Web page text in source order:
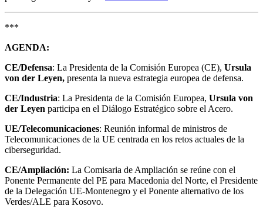
***
AGENDA:
CE/Defensa: La Presidenta de la Comisión Europea (CE), Ursula
von der Leyen, presenta la nueva estrategia europea de defensa.
CE/Industria: La Presidenta de la Comisión Europea, Ursula von
der Leyen participa en el Diálogo Estratégico sobre el Acero.
UE/Telecomunicaciones: Reunión informal de ministros de
Telecomunicaciones de la UE centrada en los retos actuales de la
ciberseguridad.
CE/Ampliación: La Comisaria de Ampliación se reúne con el
Ponente Permanente del PE para Macedonia del Norte, el Presidente
de la Delegación UE-Montenegro y el Ponente alternativo de los
Verdes/ALE para Kosovo.